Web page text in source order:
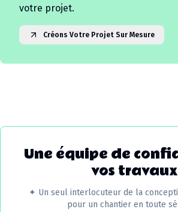
votre projet.
Créons Votre Projet Sur Mesure
Une équipe de
vos travaux
✦ Un seul interlocuteur de la
pour un chantier en toute